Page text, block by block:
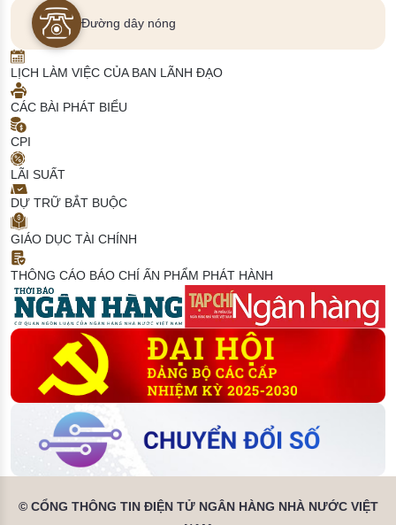
Đường dây nóng
LỊCH LÀM VIỆC CỦA BAN LÃNH ĐẠO
CÁC BÀI PHÁT BIỂU
CPI
LÃI SUẤT
DỰ TRỮ BẮT BUỘC
GIÁO DỤC TÀI CHÍNH
THÔNG CÁO BÁO CHÍ ẤN PHẨM PHÁT HÀNH
© CỔNG THÔNG TIN ĐIỆN TỬ NGÂN HÀNG NHÀ NƯỚC VIỆT